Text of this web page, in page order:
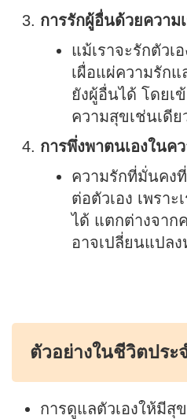
การรักผู้อื่นด้วยความ
แม้เราจะรักตัวเ
เผื่อแผ่ความรัก
ยังผู้อื่นได้ โดยเ
ความสุขเช่นเดีย
การพึ่งพาตนเองในค
ความรักที่มั่นคง
ต่อตัวเอง เพรา
ได้ แตกต่างจาก
อาจเปลี่ยนแปลง
ตัวอย่างในชีวิตประ
การดูแลตัวเองให้มีสุ